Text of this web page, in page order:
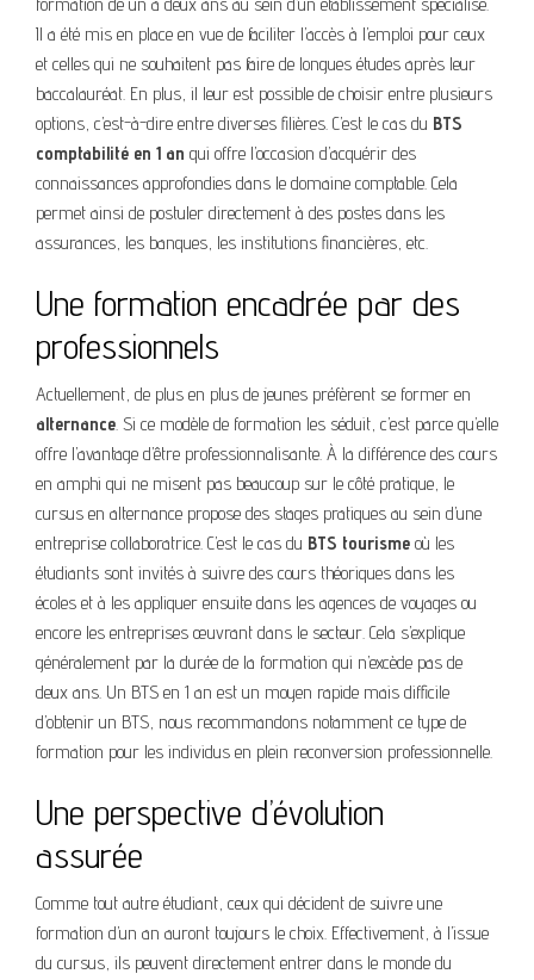
Il a été mis en place en vue de faciliter l’accès à l’emploi pour ceux
et celles qui ne souhaitent pas faire de longues études après leur
baccalauréat. En plus, il leur est possible de choisir entre plusieurs
options, c’est-à-dire entre diverses filières. C’est le cas du BTS
comptabilité en 1 an qui offre l’occasion d’acquérir des
connaissances approfondies dans le domaine comptable. Cela
permet ainsi de postuler directement à des postes dans les
assurances, les banques, les institutions financières, etc.
Une formation encadrée par des
professionnels
Actuellement, de plus en plus de jeunes préfèrent se former en
alternance. Si ce modèle de formation les séduit, c’est parce qu’elle
offre l’avantage d’être professionnalisante. À la différence des cours
en amphi qui ne misent pas beaucoup sur le côté pratique, le
cursus en alternance propose des stages pratiques au sein d’une
entreprise collaboratrice. C’est le cas du BTS tourisme où les
étudiants sont invités à suivre des cours théoriques dans les
écoles et à les appliquer ensuite dans les agences de voyages ou
encore les entreprises œuvrant dans le secteur. Cela s’explique
généralement par la durée de la formation qui n’excède pas de
deux ans. Un BTS en 1 an est un moyen rapide mais difficile
d’obtenir un BTS, nous recommandons notamment ce type de
formation pour les individus en plein reconversion professionnelle.
Une perspective d’évolution
assurée
Comme tout autre étudiant, ceux qui décident de suivre une
formation d’un an auront toujours le choix. Effectivement, à l’issue
du cursus, ils peuvent directement entrer dans le monde du